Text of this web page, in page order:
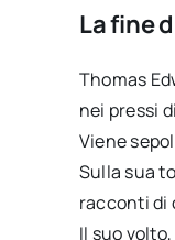
La fine
Thomas
nei pressi
Viene
Sulla sua
racconti di
Il suo